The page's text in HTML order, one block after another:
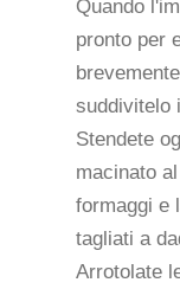
Quando
pronto per
suddivitelo
Stendete
macinato
formaggi e
tagliati a
Arrotolate